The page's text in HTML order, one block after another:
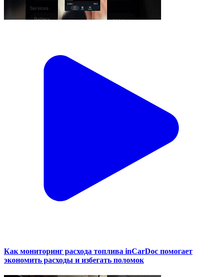
Как мониторинг расхода топлива inCarDoc помогает
экономить расходы и избегать поломок